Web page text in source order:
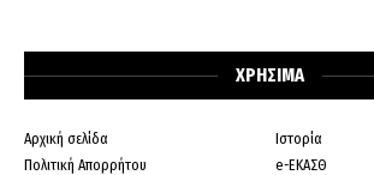
ΧΡΗΣΙΜΑ
Αρχική σελίδα
Ιστορία
Πολιτική Απορρήτου
e-ΕΚΑΣΘ